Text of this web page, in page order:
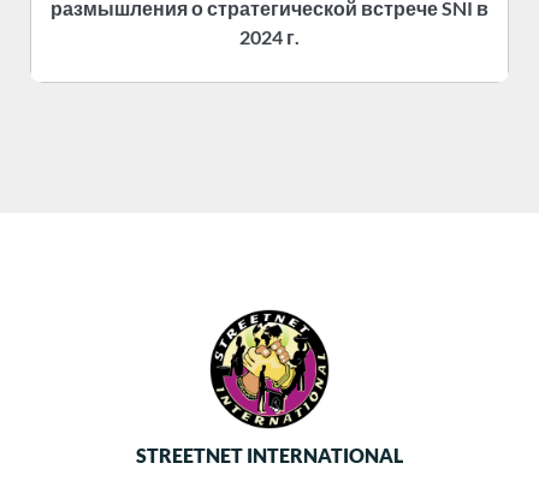
размышления о стратегической встрече SNI в
2024 г.
STREETNET INTERNATIONAL